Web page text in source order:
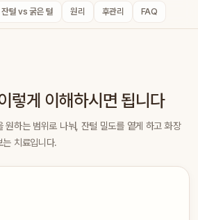
잔털 vs 굵은 털 원리 후관리 FAQ
렇게 이해하시면 됩니다
원하는 범위로 나눠, 잔털 밀도를 옅게 하고 화장
치료입니다.